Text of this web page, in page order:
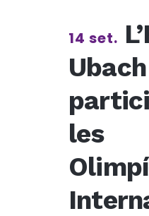
14 set.
les